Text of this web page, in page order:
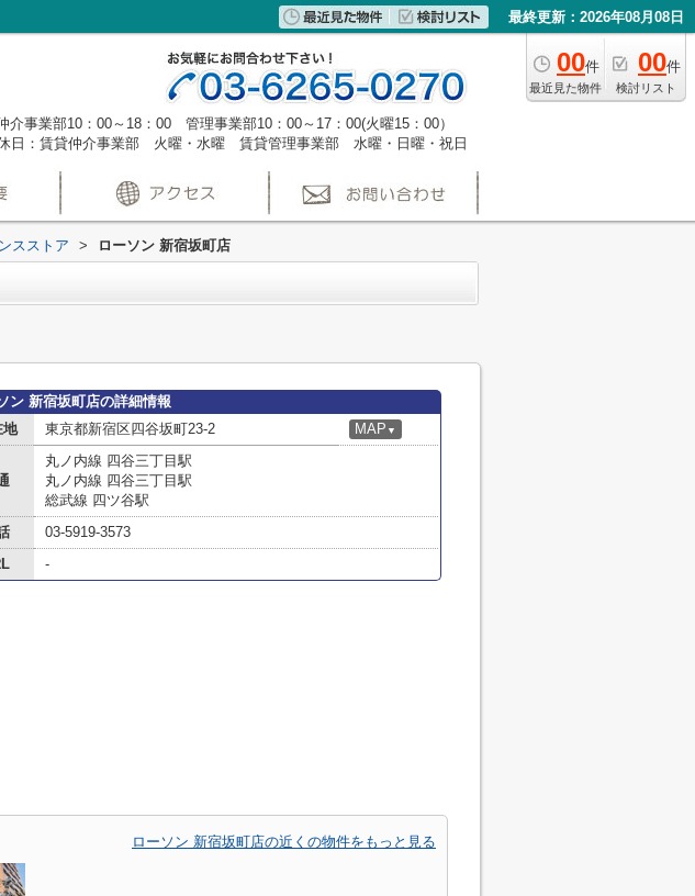
最終更新：2026年08月08日
00件
最近見た物件
00件
検討リスト
介事業部10：00～18：00 管理事業部10：00～17：00(火曜15：00）
日：賃貸仲介事業部 火曜・水曜 賃貸管理事業部 水曜・日曜・祝日
スストア > ローソン 新宿坂町店
ン 新宿坂町店の詳細情報
地
東京都新宿区四谷坂町23-2 MAP ▼
丸ノ内線 四谷三丁目駅
丸ノ内線 四谷三丁目駅
総武線 四ツ谷駅
03-5919-3573
-
ローソン 新宿坂町店の近くの物件をもっと見る